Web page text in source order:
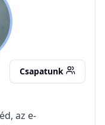
FÁ
Csapatunk
az e-